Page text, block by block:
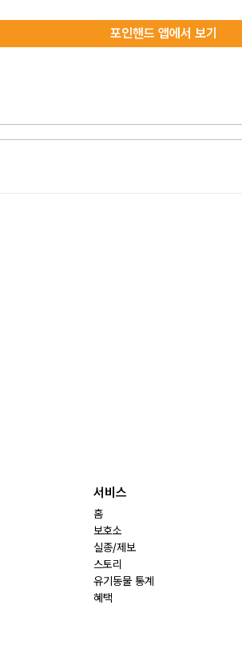
포인핸드 앱에서 보기
서비스
홈
보호소
실종/제보
스토리
유기동물 통계
혜택